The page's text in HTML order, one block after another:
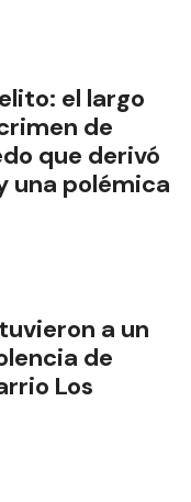
el largo
de
que derivó
una polémica
a un
de
Los